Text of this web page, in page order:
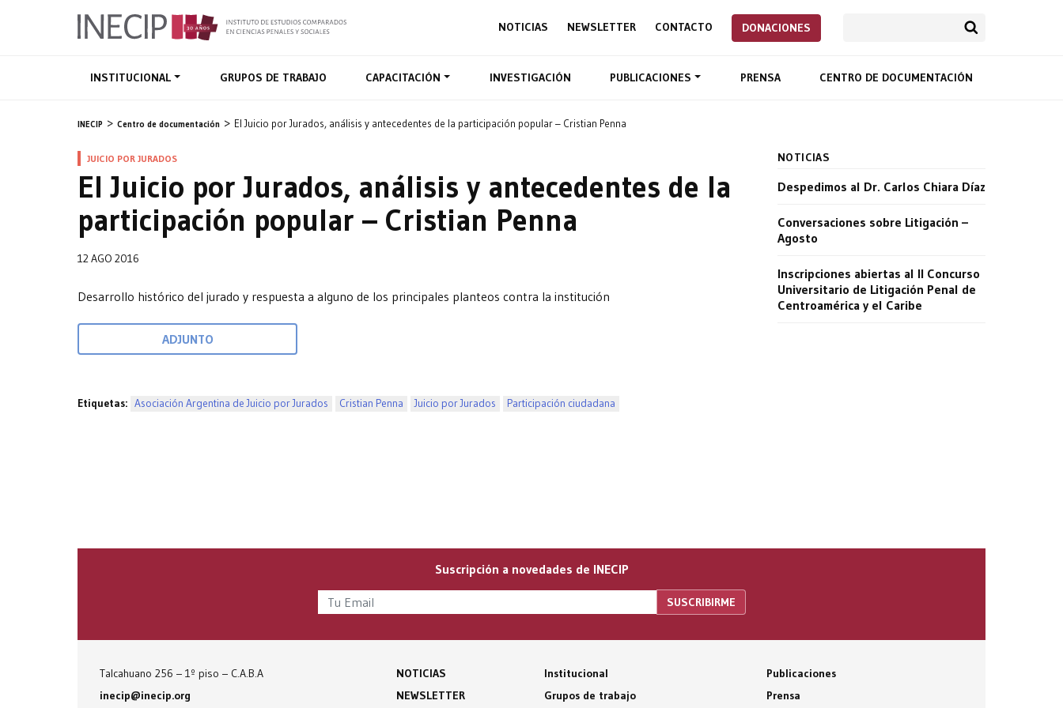
NOTICIAS NEWSLETTER CONTACTO DONACIONES
INSTITUCIONAL GRUPOS DE TRABAJO CAPACITACIÓN INVESTIGACIÓN PUBLICACIONES PRENSA CENTRO DE DOCUMENTACIÓN
INECIP Centro de documentación El Juicio por Jurados, análisis y antecedentes de la participación popular – Cristian Penna
JUICIO POR JURADOS
El Juicio por Jurados, análisis y antecedentes de la
participación popular – Cristian Penna
12 AGO 2016
Desarrollo histórico del jurado y respuesta a alguno de los principales planteos contra la institución
ADJUNTO
Etiquetas: Asociación Argentina de Juicio por Jurados Cristian Penna Juicio por Jurados Participación ciudadana
NOTICIAS
Despedimos al Dr. Carlos Chiara Díaz
Conversaciones sobre Litigación –
Agosto
Inscripciones abiertas al II Concurso
Universitario de Litigación Penal de
Centroamérica y el Caribe
Suscripción a novedades de INECIP
Talcahuano 256 – 1º piso – C.A.B.A
inecip@inecip.org
NOTICIAS
NEWSLETTER
Institucional
Grupos de trabajo
Publicaciones
Prensa